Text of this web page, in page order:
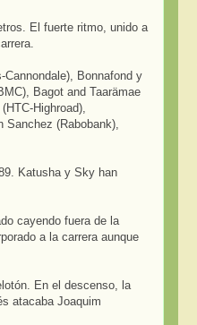
El fuerte ritmo, unido a
Bonnafond y
Bagot and Taarämae
Highroad),
(Rabobank),
Katusha y Sky han
cayendo fuera de la
a la carrera aunque
En el descenso, la
atacaba Joaquim